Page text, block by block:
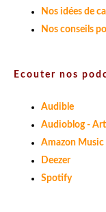
Nos idées de
Nos conseils
Ecouter nos
Audible
Audioblog -
Amazon Music
Deezer
Spotify